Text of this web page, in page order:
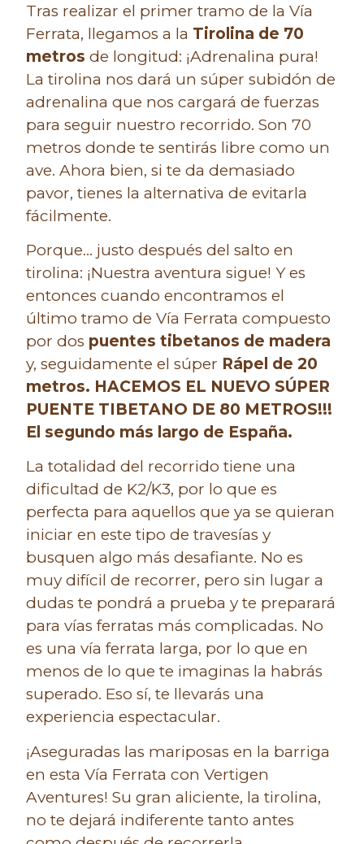
Tras realizar el primer tramo de la Vía
Ferrata, llegamos a la Tirolina de 70
metros de longitud: ¡Adrenalina pura!
La tirolina nos dará un súper subidón de
adrenalina que nos cargará de fuerzas
para seguir nuestro recorrido.Son 70
metros donde te sentirás libre como un
ave. Ahora bien, si te da demasiado
pavor, tienes la alternativa de evitarla
fácilmente.
Porque… justo después del salto en
tirolina: ¡Nuestra aventura sigue! Y es
entonces cuando encontramos el
último tramo de Vía Ferrata compuesto
por dos puentes tibetanos de madera
y, seguidamente el súper Rápel de 20
metros. HACEMOS EL NUEVO SÚPER
PUENTE TIBETANO DE 80 METROS!!!
El segundo más largo de España.
La totalidad del recorrido tiene una
dificultad de K2/K3, por lo que es
perfecta para aquellos que ya se quieran
iniciar en este tipo de travesías y
busquen algo más desafiante. No es
muy difícil de recorrer, pero sin lugar a
dudas te pondrá a prueba y te preparará
para vías ferratas más complicadas. No
es una vía ferrata larga, por lo que en
menos de lo que te imaginas la habrás
superado. Eso sí, te llevarás una
experiencia espectacular.
¡Aseguradas las mariposas en la barriga
en esta Vía Ferrata con Vertigen
Aventures! Su gran aliciente, la tirolina,
no te dejará indiferente tanto antes